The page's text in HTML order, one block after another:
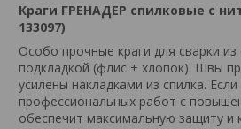
Краги ГРЕНАДЕР спилковые с
133097)
Особо прочные краги для сварки
подкладкой (флис + хлопок). Швы
усилены накладками из спилка.
профессиональных работ с
обеспечит максимальную защиту и